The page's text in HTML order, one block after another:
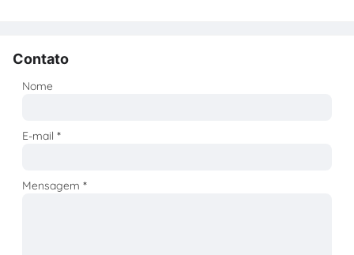
Contato
Nome
E-mail*
Mensagem*